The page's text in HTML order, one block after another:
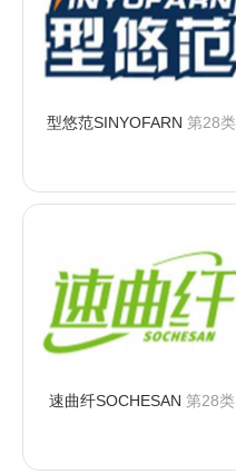
型悠范SINYOFARN 第28类
速曲纤SOCHESAN 第28类